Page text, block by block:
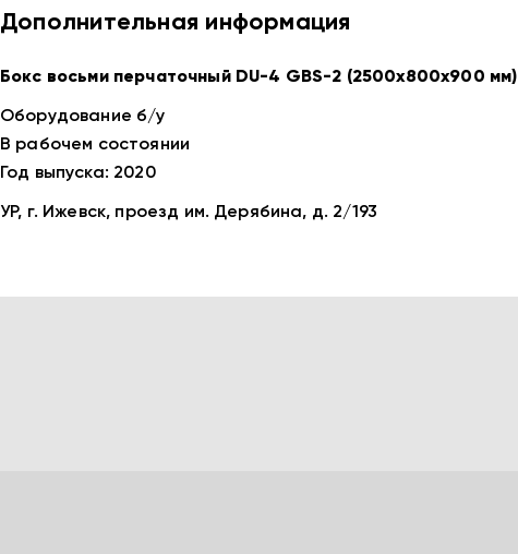
Дополнительная информация
Бокс восьми перчаточный DU-4 GBS-2 (2500х800х900 мм)
Оборудование б/у
В рабочем состоянии
Год выпуска: 2020
УР, г. Ижевск, проезд им. Дерябина, д. 2/193